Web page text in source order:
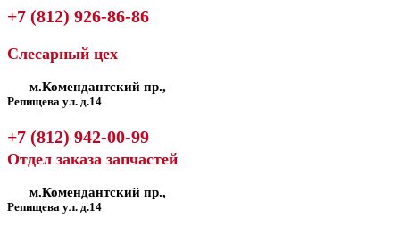
+7 (812) 926-86-86
Слесарный цех
м.Комендантский пр.,
Репищева ул. д.14
+7 (812) 942-00-99
Отдел заказа запчастей
м.Комендантский пр.,
Репищева ул. д.14